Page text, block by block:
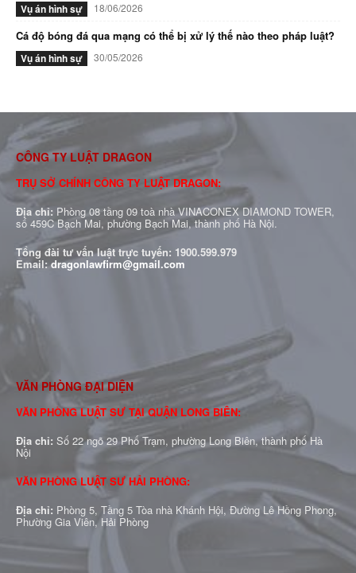
Vụ án hình sự 18/06/2026
Cá độ bóng đá qua mạng có thể bị xử lý thế nào theo pháp luật?
Vụ án hình sự 30/05/2026
CÔNG TY LUẬT DRAGON
TRỤ SỞ CHÍNH CÔNG TY LUẬT DRAGON:
Địa chỉ: Phòng 08 tầng 09 toà nhà VINACONEX DIAMOND TOWER,
số 459C Bạch Mai, phường Bạch Mai, thành phố Hà Nội.
Tổng đài tư vấn luật trực tuyến: 1900.599.979
Email:dragonlawfirm@gmail.com
VĂN PHÒNG ĐẠI DIỆN
VĂN PHÒNG LUẬT SƯ TẠI QUẬN LONG BIÊN:
Địa chỉ: Số 22 ngõ 29 Phố Trạm, phường Long Biên, thành phố Hà
Nội
VĂN PHÒNG LUẬT SƯ HẢI PHÒNG:
Địa chỉ: Phòng 5, Tầng 5 Tòa nhà Khánh Hội, Đường Lê Hồng Phong,
Phường Gia Viên, Hải Phòng